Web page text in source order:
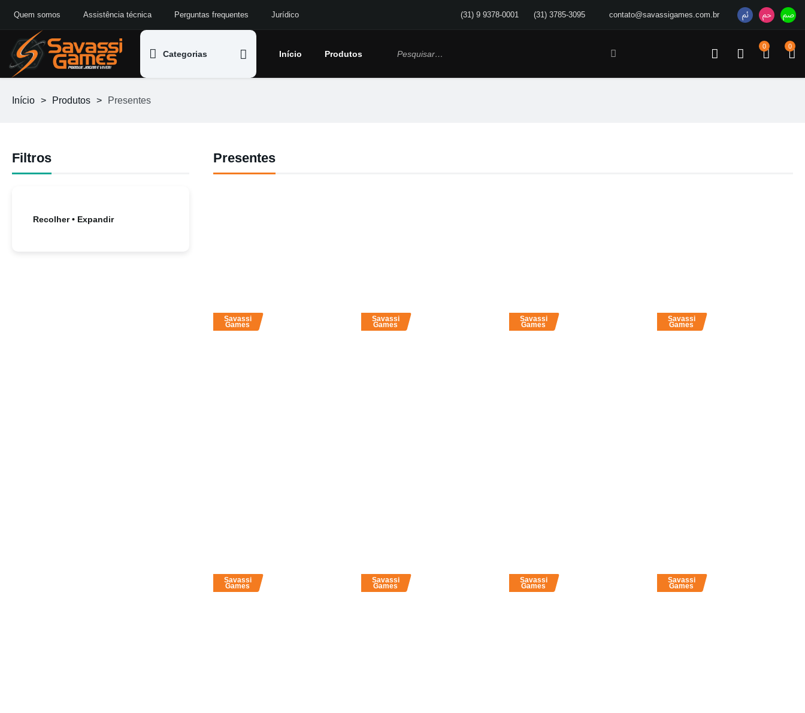
contato@savassigames.com.br
(31) 9 9378-0001 (31) 3785-3095
Quem somos Assistência técnica Perguntas frequentes Jurídico
Categorias
0
0
Início Produtos
Início > Produtos > Presentes
Presentes
Savassi
Games
Savassi
Games
Savassi
Games
Savassi
Games
Savassi
Games
Savassi
Games
Savassi
Games
Savassi
Games
Filtros
Recolher • Expandir